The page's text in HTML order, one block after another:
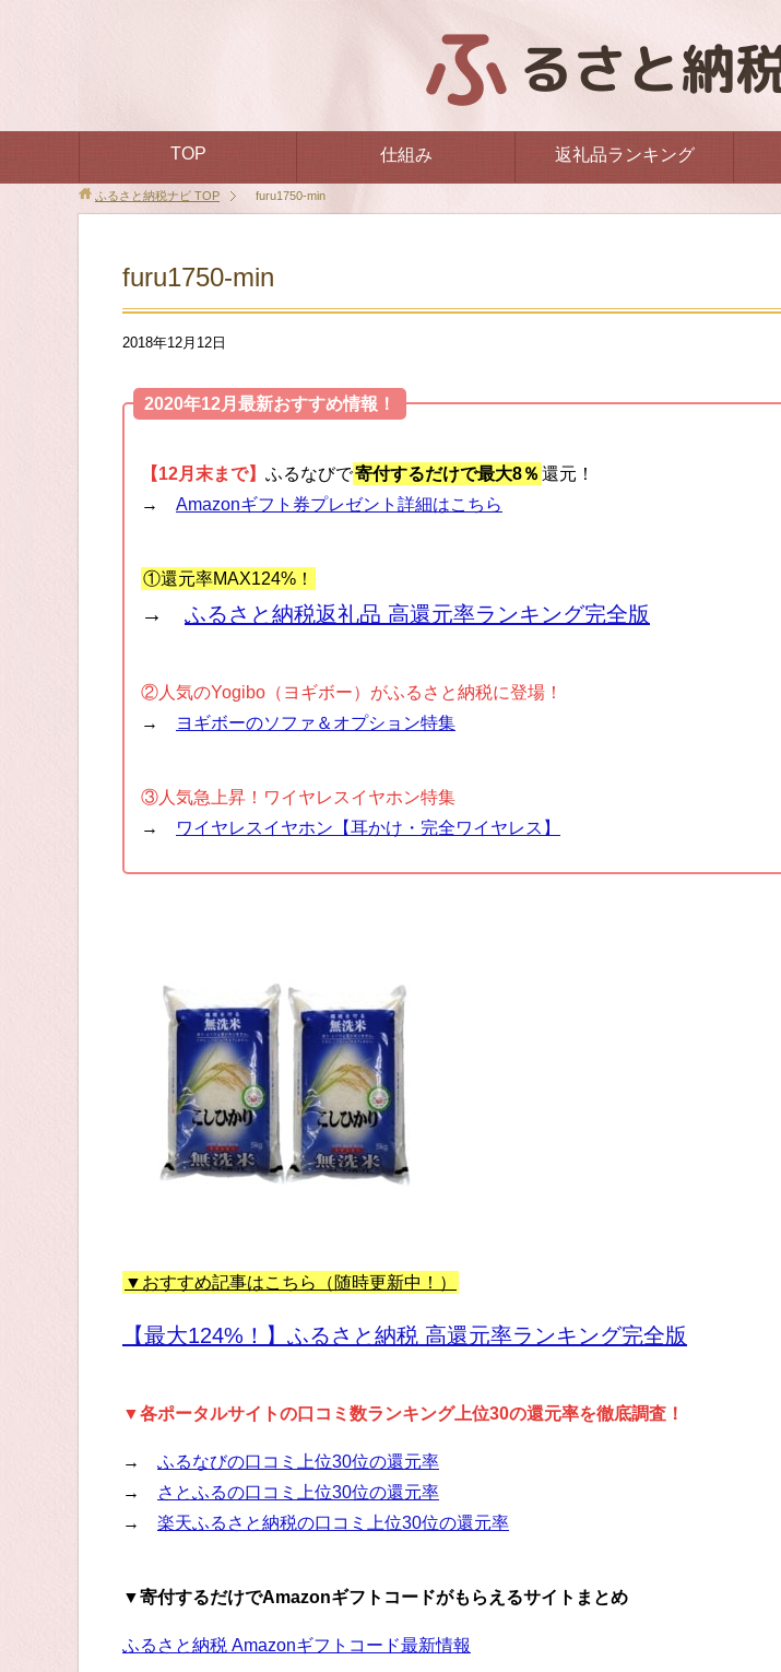
TOP 仕組み 返礼品ランキング
ふるさと納税ナビ TOP furu1750-min
furu1750-min
2018年12月12日
2020年12月最新おすすめ情報！
【12月末まで】 ふるなびで寄付するだけで最大8％ 還元！
→ Amazonギフト券プレゼント詳細はこちら
①還元率MAX124%！
→ ふるさと納税返礼品 高還元率ランキング完全版
②人気のYogibo（ヨギボー）がふるさと納税に登場！
→
ヨギボーのソファ＆オプション特集
③人気急上昇！ワイヤレスイヤホン特集
→
ワイヤレスイヤホン【耳かけ・完全ワイヤレス】
▼おすすめ記事はこちら（随時更新中！）
【最大124%！】ふるさと納税 高還元率ランキング完全版
▼各ポータルサイトの口コミ数ランキング上位30の還元率を徹底調査！
→ ふるなびの口コミ上位30位の還元率
→
さとふるの口コミ上位30位の還元率
→ 楽天ふるさと納税の口コミ上位30位の還元率
▼寄付するだけでAmazonギフトコードがもらえるサイトまとめ
ふるさと納税 Amazonギフトコード最新情報